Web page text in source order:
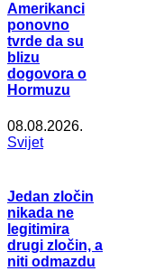
Amerikanci
ponovno
tvrde da su
blizu
dogovora o
Hormuzu
08.08.2026.
Svijet
Jedan zločin
nikada ne
legitimira
drugi zločin, a
niti odmazdu